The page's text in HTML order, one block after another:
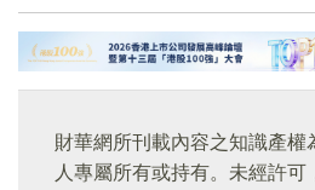
財華網所刊載內容之知識產權
人專屬所有或持有。未經許